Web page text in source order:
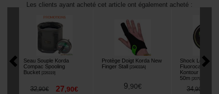
Les clients ayant acheté cet article ont également acheté :
Seau Souple Korda
Compac Spooling
Bucket [226319]
32,90€ 27,90€
Protège Doigt Korda New
Finger Stall
[234033A]
9 90€
Shock Leader
Fluorocarbon
Kontour 0.60mm
50m [207950
34,90